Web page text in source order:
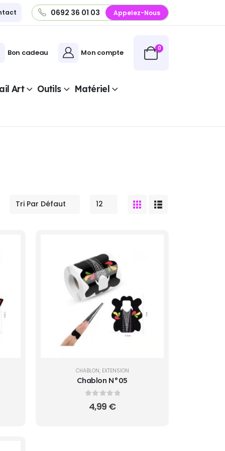
0692 36 01 03 Appelez-Nous
Bon cadeau Mon compte 0
Art Outils
Matériel
CHABLON, EXTENSION
Chablon N°05
sur 5
4,99 €